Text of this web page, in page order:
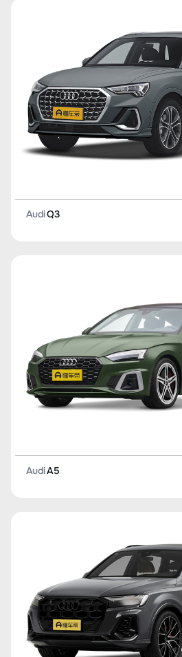
AudiQ3
AudiA5